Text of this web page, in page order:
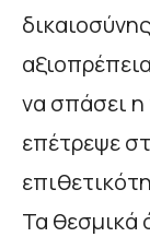
να σπάσει
επέτρεψε
Τα θεσμικά